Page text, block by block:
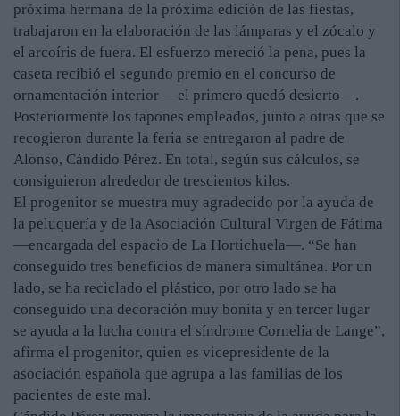
próxima hermana de la próxima edición de las fiestas,
trabajaron en la elaboración de las lámparas y el zócalo y
el arcoíris de fuera. El esfuerzo mereció la pena, pues la
caseta recibió el segundo premio en el concurso de
ornamentación interior —el primero quedó desierto—.
Posteriormente los tapones empleados, junto a otras que se
recogieron durante la feria se entregaron al padre de
Alonso, Cándido Pérez. En total, según sus cálculos, se
consiguieron alrededor de trescientos kilos.
El progenitor se muestra muy agradecido por la ayuda de
la peluquería y de la Asociación Cultural Virgen de Fátima
—encargada del espacio de La Hortichuela—. “Se han
conseguido tres beneficios de manera simultánea. Por un
lado, se ha reciclado el plástico, por otro lado se ha
conseguido una decoración muy bonita y en tercer lugar
se ayuda a la lucha contra el síndrome Cornelia de Lange”,
afirma el progenitor, quien es vicepresidente de la
asociación española que agrupa a las familias de los
pacientes de este mal.